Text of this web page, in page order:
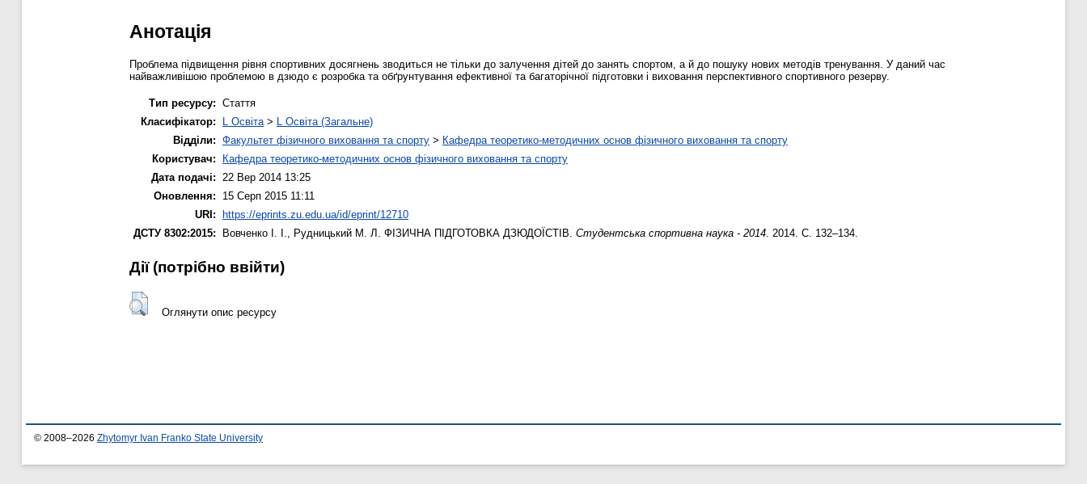
Анотація
Проблема підвищення рівня спортивних досягнень зводиться не тільки до залучення дітей до занять спортом, а й до пошуку нових методів тренування. У даний час
найважливішою проблемою в дзюдо є розробка та обґрунтування ефективної та багаторічної підготовки і виховання перспективного спортивного резерву.
Тип ресурсу: Стаття
Класифікатор:
L Освіта > L Освіта (Загальне)
Відділи: Факультет фізичного виховання та спорту > Кафедра теоретико-методичних основ фізичного виховання та спорту
Користувач:
Кафедра теоретико-методичних основ фізичного виховання та спорту
Дата подачі:
22 Вер 2014 13:25
Оновлення:
15 Серп 2015 11:11
URI: https://eprints.zu.edu.ua/id/eprint/12710
ДСТУ 8302:2015:
Вовченко І. І. Рудницький М. Л. ФІЗИЧНА ПІДГОТОВКА ДЗЮДОЇСТІВ. Студентська спортивна наука - 2014 . 2014. С. 132–134.
Дії ​​(потрібно ввійти)
Оглянути опис ресурсу
© 2008–2026 Zhytomyr Ivan Franko State University